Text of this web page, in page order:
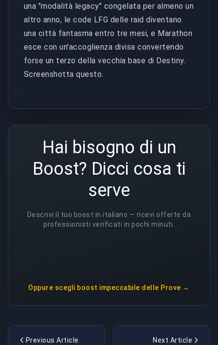
una "modalità legacy" congelata per almeno un
altro anno, le code LFG delle raid diventano
una città fantasma entro tre mesi, e Marathon
esce con un'accoglienza divisa convertendo
forse un terzo della vecchia base di Destiny.
Screenshotta questo.
Hai bisogno di un
Boost? Dicci cosa ti
serve
Descrivi il tuo boost in italiano — ricevi offerte da
professionisti verificati in pochi minuti.
Oppure scegli boost impeccabile delle Prove →
Previous Article Next Article